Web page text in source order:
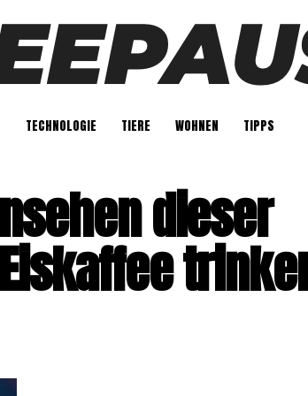
TECHNOLOGIE TIERE WOHNEN TIPPS
dieser